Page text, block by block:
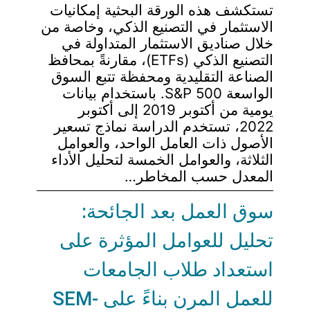
تستكشف هذه الورقة البحثية إمكانيات
الاستثمار في التصنيع الذكي، وخاصة من
خلال صناديق الاستثمار المتداولة في
التصنيع الذكي (ETFs)، مقارنةً بمحافظ
الصناعة التقليدية ومحفظة تتبع السوق
الواسعة S&P 500. باستخدام بيانات
يومية من أكتوبر 2019 إلى أكتوبر
2022، تستخدم الدراسة نماذج تسعير
الأصول ذات العامل الواحد، والعوامل
الثلاثة، والعوامل الخمسة لتحليل الأداء
المعدل حسب المخاطر…
سوق العمل بعد الجائحة:
تحليل للعوامل المؤثرة على
استعداد طلاب الجامعات
للعمل المرن بناءً على SEM-